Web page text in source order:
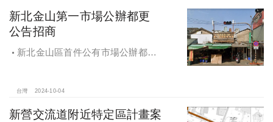
新北金山第一市場公辦都更
公告招商
新北金山區首件公有市場公辦都更
台灣 2024-10-04
新營交流道附近特定區計畫案